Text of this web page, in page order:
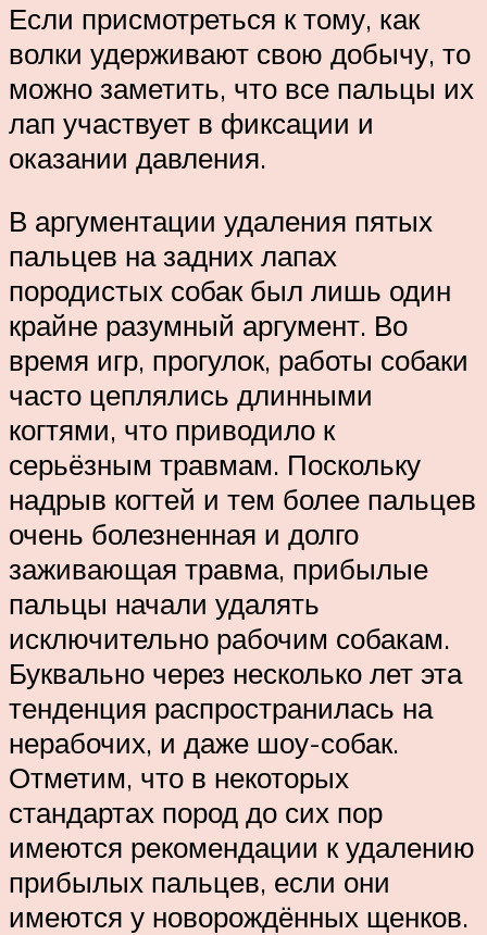
Если присмотреться к тому, как
волки удерживают свою добычу, то
можно заметить, что все пальцы их
лап участвует в фиксации и
оказании давления.
В аргументации удаления пятых
пальцев на задних лапах
породистых собак был лишь один
крайне разумный аргумент. Во
время игр, прогулок, работы собаки
часто цеплялись длинными
когтями, что приводило к
серьёзным травмам. Поскольку
надрыв когтей и тем более пальцев
очень болезненная и долго
заживающая травма, прибылые
пальцы начали удалять
исключительно рабочим собакам.
Буквально через несколько лет эта
тенденция распространилась на
нерабочих, и даже шоу-собак.
Отметим, что в некоторых
стандартах пород до сих пор
имеются рекомендации к удалению
прибылых пальцев, если они
имеются у новорождённых щенков.